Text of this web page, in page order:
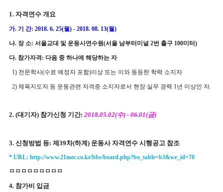
1. 자격연수 개요
가. 기 간: 2018. 6. 25(월) - 2018. 08. 13(월)
나. 장 소: 서울교대 및 운동사연수원(서울 남부터미널 2번 출구 100미터)
다. 참가자격 : 다음 중 하나에 해당하는 자
1) 전문학사(수료 예정자 포함)이상 또는 이와 동등한 학력 소지자
2) 체육지도자 등 운동관련 자격증 소지자로서 현장 실무 경력 1년 이상인 자.
2. (대기자) 참가신청 기간: 2018.05.02(수) - 06.01(금)
3. 신청방법 등: 제 39차(하계 ) 운동사 자격연수 시행공고 참조
* URL: http://www.21mec.co.kr/bbs/board.php?bo_table=b3&wr_id=70
ㅁㅁㅁㅁㅁㅁㅁㅁㅁ
4. 참가비 입금